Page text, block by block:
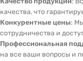
качества, что
Конкурентные цены:
сотрудничества и
Профессиональная
на все ваши вопросы и